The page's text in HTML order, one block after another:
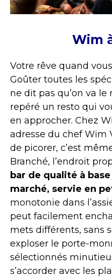
Wim
Votre rêve quand
Goûter toutes les
ne dit pas qu’on va le
repéré un resto qui
en approcher. Chez
adresse du chef Wim
de picorer, c’est
Branché, l’endroit
bar de qualité à
marché, servie en
monotonie dans
peut facilement
mets différents, sans
exploser le porte-
sélectionnés
s’accorder avec les